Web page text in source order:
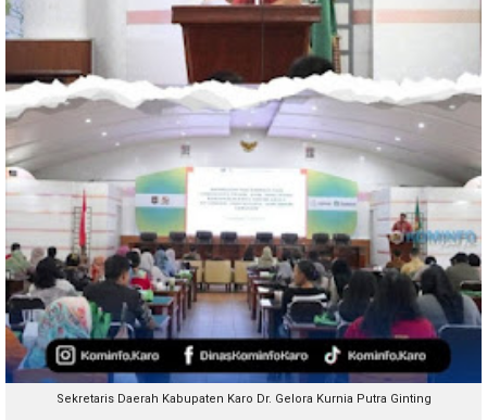
Sekretaris Daerah Kabupaten Karo Dr. Gelora Kurnia Putra Ginting